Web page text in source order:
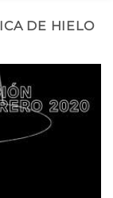
DE HIELO